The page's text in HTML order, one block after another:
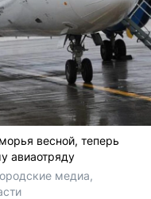
весной, теперь
авиаотряду
медиа,